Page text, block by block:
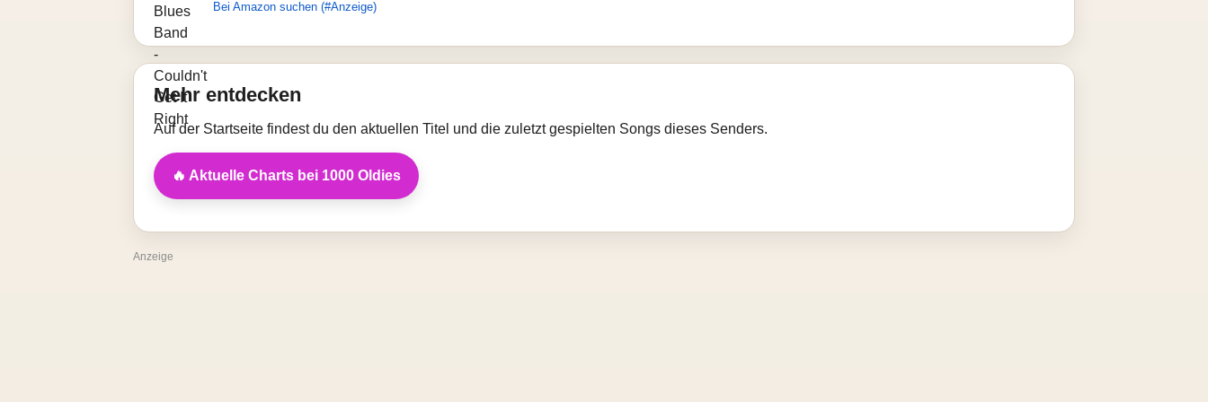
Bei Amazon suchen (#Anzeige)
Mehr entdecken
Auf der Startseite findest du den aktuellen Titel und die zuletzt gespielten Songs dieses Senders.
🔥 Aktuelle Charts bei 1000 Oldies
Anzeige